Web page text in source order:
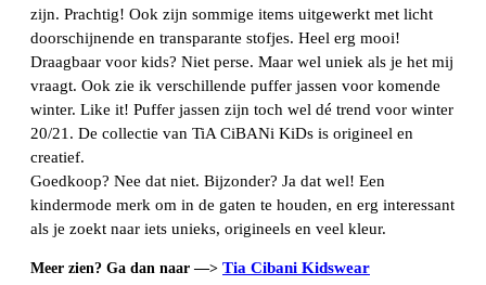
zijn. Prachtig! Ook zijn sommige items uitgewerkt met licht
doorschijnende en transparante stofjes. Heel erg mooi!
Draagbaar voor kids? Niet perse. Maar wel uniek als je het mij
vraagt. Ook zie ik verschillende puffer jassen voor komende
winter. Like it! Puffer jassen zijn toch wel dé trend voor winter
20/21. De collectie van TiA CiBANi KiDs is origineel en
creatief.
Goedkoop? Nee dat niet. Bijzonder? Ja dat wel! Een
kindermode merk om in de gaten te houden, en erg interessant
als je zoekt naar iets unieks, origineels en veel kleur.
Meer zien? Ga dan naar —> Tia Cibani Kidswear